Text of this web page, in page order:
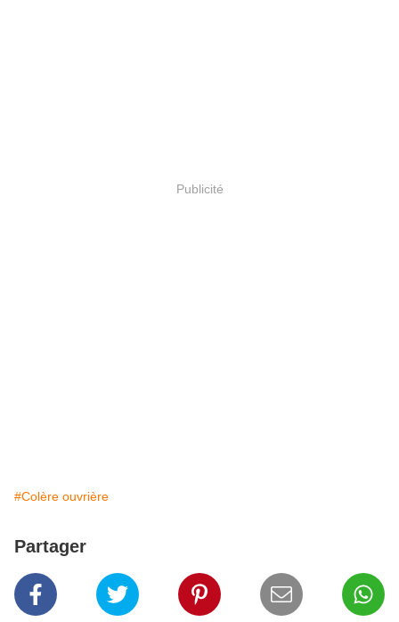
Publicité
#Colère ouvrière
Partager